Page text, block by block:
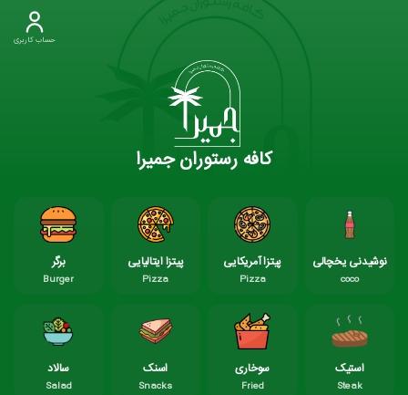
حساب کاربری
کافه رستوران جمیرا
نوشیدنی یخچالی
coco
پیتزا آمریکایی
Pizza
پیتزا ایتالیایی
Pizza
برگر
Burger
استیک
Steak
سوخاری
Fried
اسنک
Snacks
سالاد
Salad